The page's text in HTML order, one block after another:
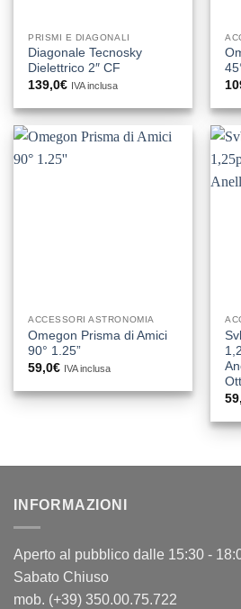
PRISMI E DIAGONALI
Diagonale Tecnosky
Dielettrico 2″ CF
139,0€ IVA inclusa
ACCESSORI ASTRONOMIA
Omegon Prisma di Amici
90° 1.25”
59,0€ IVA inclusa
INFORMAZIONI
Aperto al pubblico dalle 15:30 -
Sabato Chiuso
mob. (+39) 350.00.75.722